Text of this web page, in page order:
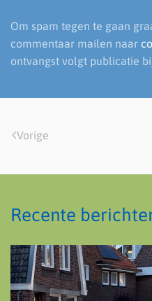
Om spam tegen te gaan
commentaar mailen naar
ontvangst volgt publicatie
Vorige
Recente